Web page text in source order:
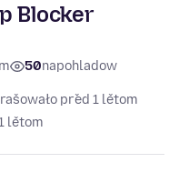
Blocker
50napohladow
před 1 lětom
lětom